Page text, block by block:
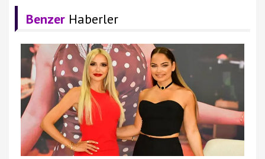
Benzer Haberler